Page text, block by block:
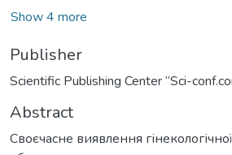
Show 4 more
Publisher
Scientific Publishing Center “Sci-
Abstract
Своєчасне виявлення гінекологічної